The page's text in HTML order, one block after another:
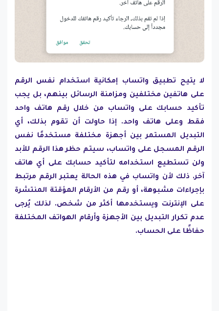
لا يتيح تطبيق واتساب إمكانية استخدام نفس الرقم
على هاتفين مختلفين ومزامنة الرسائل بينهم، بل يجب
تأكيد حسابك على واتساب من خلال رقم هاتف واحد
فقط وعلى هاتف واحد. إذا حاولت أن تقوم بذلك، أي
التبديل المستمر بين أجهزة مختلفة مستخدمًا نفس
الرقم المسجل على واتساب، سيتم حظر هذا الرقم للأبد
ولن تستطيع استخدامه لتأكيد حسابك على أي هاتف
آخر. ذلك لأن واتساب في هذه الحالة يعتبر الرقم مرتبط
بإجراءات مشبوهة، أو رقم من الأرقام المؤقتة المنتشرة
على الإنترنت ويستخدمها أكثر من شخص. لذلك يُرجى
عدم تكرار التبديل بين الأجهزة وأرقام الهواتف المختلفة
حفاظًا على الحساب.